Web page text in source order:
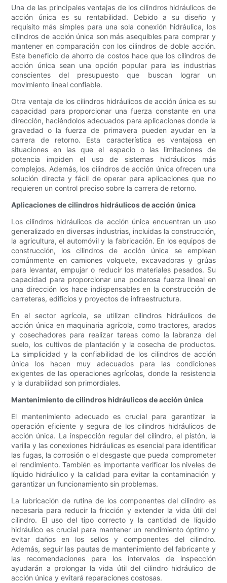
Una de las principales ventajas de los cilindros hidráulicos de
acción única es su rentabilidad. Debido a su diseño y
requisito más simples para una sola conexión hidráulica, los
cilindros de acción única son más asequibles para comprar y
mantener en comparación con los cilindros de doble acción.
Este beneficio de ahorro de costos hace que los cilindros de
acción única sean una opción popular para las industrias
conscientes del presupuesto que buscan lograr un
movimiento lineal confiable.
Otra ventaja de los cilindros hidráulicos de acción única es su
capacidad para proporcionar una fuerza constante en una
dirección, haciéndolos adecuados para aplicaciones donde la
gravedad o la fuerza de primavera pueden ayudar en la
carrera de retorno. Esta característica es ventajosa en
situaciones en las que el espacio o las limitaciones de
potencia impiden el uso de sistemas hidráulicos más
complejos. Además, los cilindros de acción única ofrecen una
solución directa y fácil de operar para aplicaciones que no
requieren un control preciso sobre la carrera de retorno.
Aplicaciones de cilindros hidráulicos de acción única
Los cilindros hidráulicos de acción única encuentran un uso
generalizado en diversas industrias, incluidas la construcción,
la agricultura, el automóvil y la fabricación. En los equipos de
construcción, los cilindros de acción única se emplean
comúnmente en camiones volquete, excavadoras y grúas
para levantar, empujar o reducir los materiales pesados. Su
capacidad para proporcionar una poderosa fuerza lineal en
una dirección los hace indispensables en la construcción de
carreteras, edificios y proyectos de infraestructura.
En el sector agrícola, se utilizan cilindros hidráulicos de
acción única en maquinaria agrícola, como tractores, arados
y cosechadores para realizar tareas como la labranza del
suelo, los cultivos de plantación y la cosecha de productos.
La simplicidad y la confiabilidad de los cilindros de acción
única los hacen muy adecuados para las condiciones
exigentes de las operaciones agrícolas, donde la resistencia
y la durabilidad son primordiales.
Mantenimiento de cilindros hidráulicos de acción única
El mantenimiento adecuado es crucial para garantizar la
operación eficiente y segura de los cilindros hidráulicos de
acción única. La inspección regular del cilindro, el pistón, la
varilla y las conexiones hidráulicas es esencial para identificar
las fugas, la corrosión o el desgaste que pueda comprometer
el rendimiento. También es importante verificar los niveles de
líquido hidráulico y la calidad para evitar la contaminación y
garantizar un funcionamiento sin problemas.
La lubricación de rutina de los componentes del cilindro es
necesaria para reducir la fricción y extender la vida útil del
cilindro. El uso del tipo correcto y la cantidad de líquido
hidráulico es crucial para mantener un rendimiento óptimo y
evitar daños en los sellos y componentes del cilindro.
Además, seguir las pautas de mantenimiento del fabricante y
las recomendaciones para los intervalos de inspección
ayudarán a prolongar la vida útil del cilindro hidráulico de
acción única y evitará reparaciones costosas.